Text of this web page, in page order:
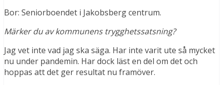
Bor: Seniorboendet i Jakobsberg centrum.
Märker du av kommunens trygghetssatsning?
Jag vet inte vad jag ska säga. Har inte varit ute så mycket
nu under pandemin. Har dock läst en del om det och
hoppas att det ger resultat nu framöver.